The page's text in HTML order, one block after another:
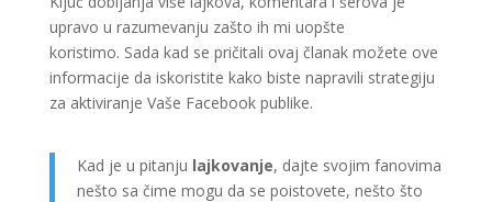
upravo u razumevanju zašto ih mi uopšte
koristimo. Sada kad se pričitali ovaj članak možete ove
informacije da iskoristite kako biste napravili strategiju
za aktiviranje Vaše Facebook publike.
Kad je u pitanju lajkovanje, dajte svojim fanovima
nešto sa čime mogu da se poistovete, nešto što